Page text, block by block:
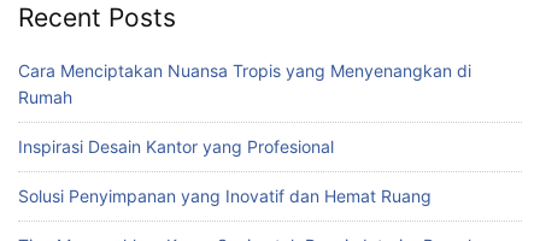
Recent Posts
Cara Menciptakan Nuansa Tropis yang Menyenangkan di
Rumah
Inspirasi Desain Kantor yang Profesional
Solusi Penyimpanan yang Inovatif dan Hemat Ruang